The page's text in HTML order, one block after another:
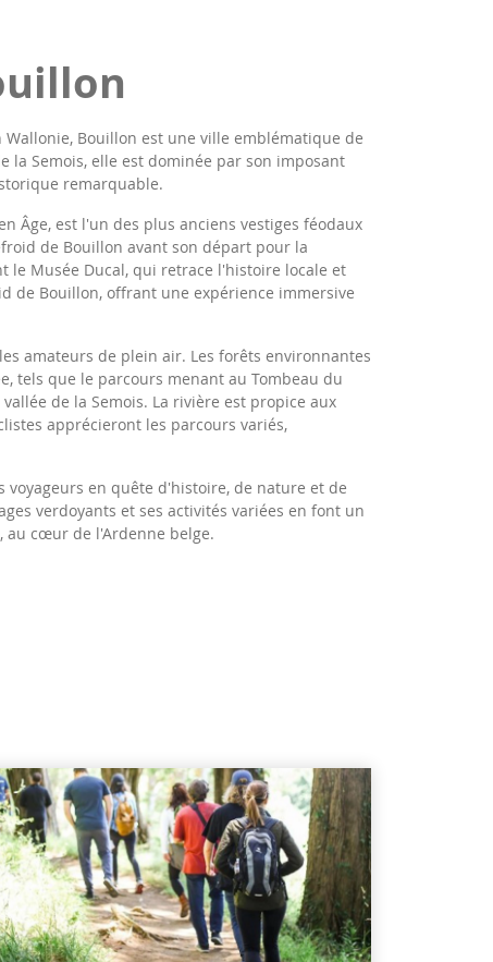
Bouillon est une ville emblématique de
la Semois, elle est dominée par son imposant
remarquable.
Âge, est l'un des plus anciens vestiges féodaux
de Bouillon avant son départ pour la
le Musée Ducal, qui retrace l'histoire locale et
de Bouillon, offrant une expérience immersive
amateurs de plein air. Les forêts environnantes
tels que le parcours menant au Tombeau du
de la Semois. La rivière est propice aux
apprécieront les parcours variés,
en quête d'histoire, de nature et de
verdoyants et ses activités variées en font un
au cœur de l'Ardenne belge.